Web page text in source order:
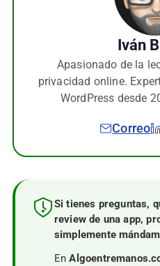
Iván
Apasionado de la
privacidad online.
WordPress desde
Correo
Si tienes preguntas,
review de una app,
simplemente
En